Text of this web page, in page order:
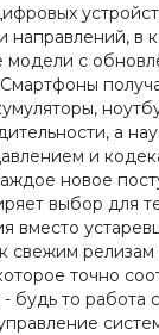
направлений, в
модели с
а
и
новое
выбор для
вместо
свежим
точно
будь то работа